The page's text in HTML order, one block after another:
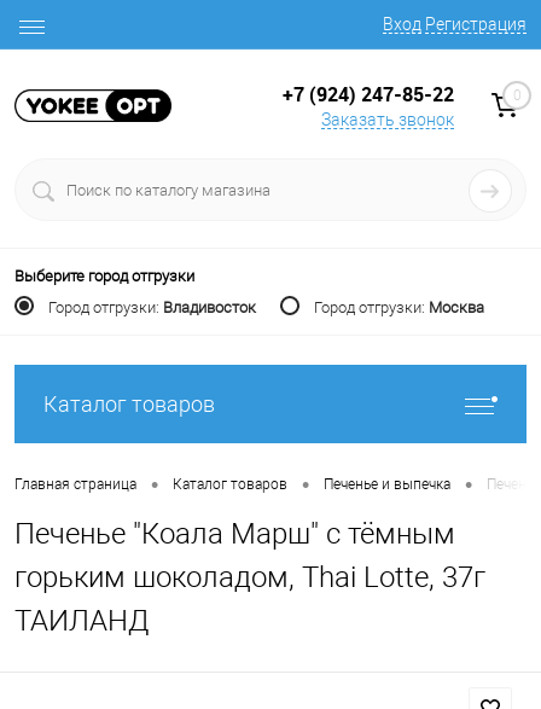
Вход Регистрация
+7 (924) 247-85-22
Заказать звонок
0
Выберите город отгрузки
Город отгрузки: Владивосток Город отгрузки: Москва
Каталог товаров
Главная страница • Каталог товаров • Печенье и выпечка •
Печенье "Коала Марш" с тёмным
горьким шоколадом, Thai Lotte, 37г
ТАИЛАНД